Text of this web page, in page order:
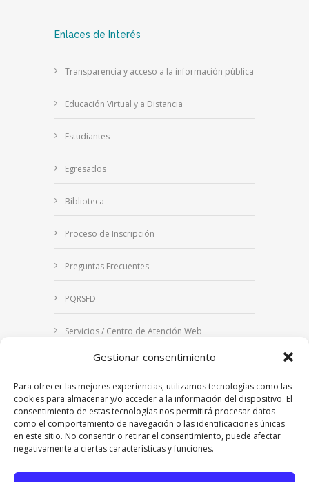
Gestionar consentimiento
Para ofrecer las mejores experiencias, utilizamos tecnologías como las
cookies para almacenar y/o acceder a la información del dispositivo. El
consentimiento de estas tecnologías nos permitirá procesar datos
como el comportamiento de navegación o las identificaciones únicas
en este sitio. No consentir o retirar el consentimiento, puede afectar
negativamente a ciertas características y funciones.
Enlaces de Interés
Transparencia y acceso a la información pública
Educación Virtual y a Distancia
Estudiantes
Egresados
Biblioteca
Proceso de Inscripción
Preguntas Frecuentes
PQRSFD
Servicios / Centro de Atención Web
Correo Institucional
Notificaciones judiciales